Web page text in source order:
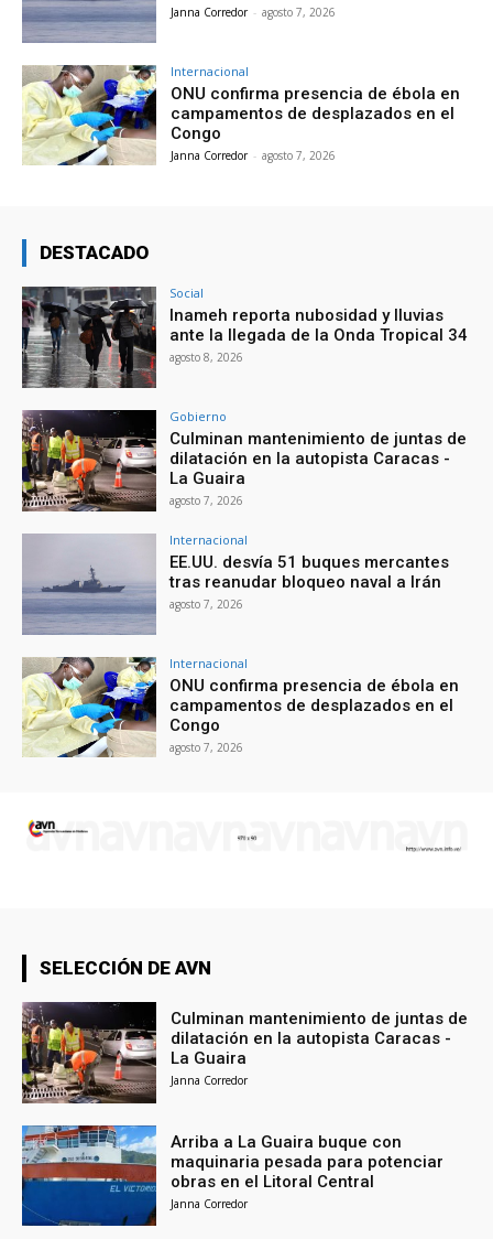
Janna Corredor - agosto 7, 2026
Internacional
ONU confirma presencia de ébola en
campamentos de desplazados en el
Congo
Janna Corredor - agosto 7, 2026
DESTACADO
Social
Inameh reporta nubosidad y lluvias
ante la llegada de la Onda Tropical 34
agosto 8, 2026
Gobierno
Culminan mantenimiento de juntas de
dilatación en la autopista Caracas -
La Guaira
agosto 7, 2026
Internacional
EE.UU. desvía 51 buques mercantes
tras reanudar bloqueo naval a Irán
agosto 7, 2026
Internacional
ONU confirma presencia de ébola en
campamentos de desplazados en el
Congo
agosto 7, 2026
SELECCIÓN DE AVN
Culminan mantenimiento de juntas de
dilatación en la autopista Caracas -
La Guaira
Janna Corredor
Arriba a La Guaira buque con
maquinaria pesada para potenciar
obras en el Litoral Central
Janna Corredor